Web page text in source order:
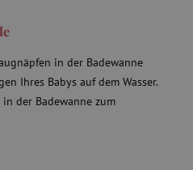
in der Badewanne
Ihres Babys auf dem Wasser.
der Badewanne zum